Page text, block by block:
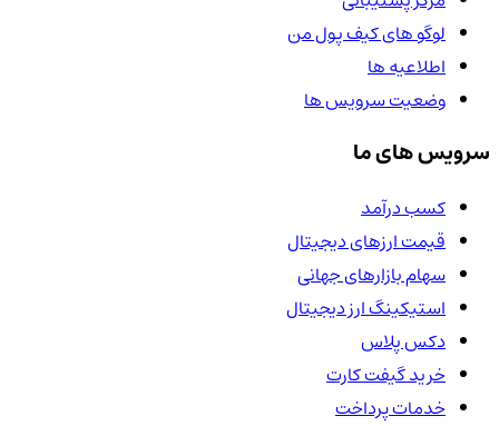
لوگو های کیف پول من
اطلاعیه ها
وضعیت سرویس ها
سرویس های ما
کسب درآمد
قیمت ارزهای دیجیتال
سهام بازارهای جهانی
استیکینگ ارز دیجیتال
دکس پلاس
خرید گیفت کارت
خدمات پرداخت